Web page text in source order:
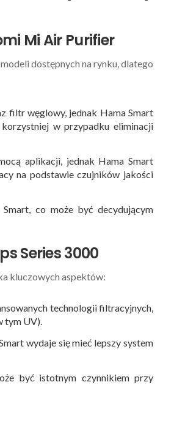
Mi Air Purifier
dostępnych na rynku, dlatego
filtr węglowy, jednak Hama Smart
w przypadku eliminacji
aplikacji, jednak Hama Smart
na podstawie czujników jakości
co może być decydującym
Series 3000
kluczowych aspektów:
technologii filtracyjnych,
tym UV).
wydaje się mieć lepszy system
być istotnym czynnikiem przy